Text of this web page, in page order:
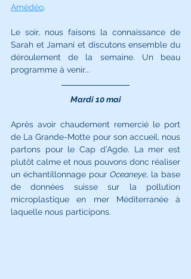
Amédéo.
Le soir, nous faisons la connaissance de
Sarah et Jamani et discutons ensemble du
déroulement de la semaine. Un beau
programme à venir...
Mardi 10 mai
Après avoir chaudement remercié le port
de La Grande-Motte pour son accueil, nous
partons pour le Cap d’Agde. La mer est
plutôt calme et nous pouvons donc réaliser
un échantillonnage pour Oceaneye, la base
de données suisse sur la pollution
microplastique en mer Méditerranée à
laquelle nous participons.